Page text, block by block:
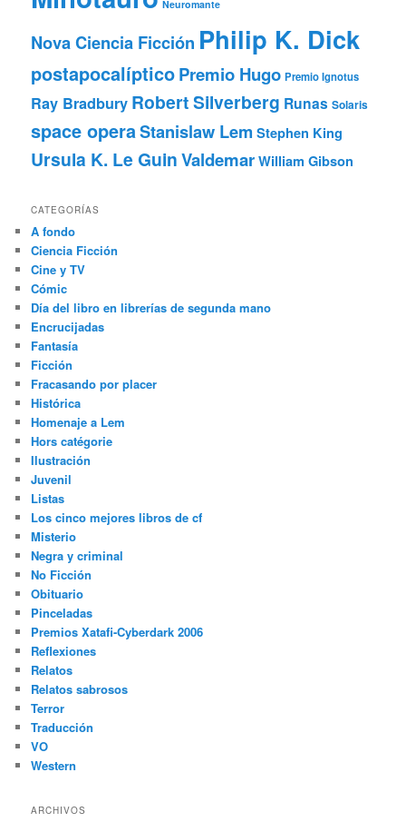
Neuromante
Nova Ciencia Ficción Philip K. Dick
postapocalípticoPremio Hugo Premio Ignotus
Ray Bradbury Robert Silverberg Runas Solaris
space operaStanislaw Lem Stephen King
Ursula K. Le GuinValdemarWilliam Gibson
CATEGORÍAS
A fondo
Ciencia Ficción
Cine y TV
Cómic
Día del libro en librerías de segunda mano
Encrucijadas
Fantasía
Ficción
Fracasando por placer
Histórica
Homenaje a Lem
Hors catégorie
Ilustración
Juvenil
Listas
Los cinco mejores libros de cf
Misterio
Negra y criminal
No Ficción
Obituario
Pinceladas
Premios Xatafi-Cyberdark 2006
Reflexiones
Relatos
Relatos sabrosos
Terror
Traducción
VO
Western
ARCHIVOS